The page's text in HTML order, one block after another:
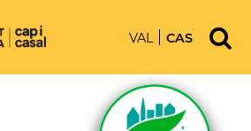
VAL CAS